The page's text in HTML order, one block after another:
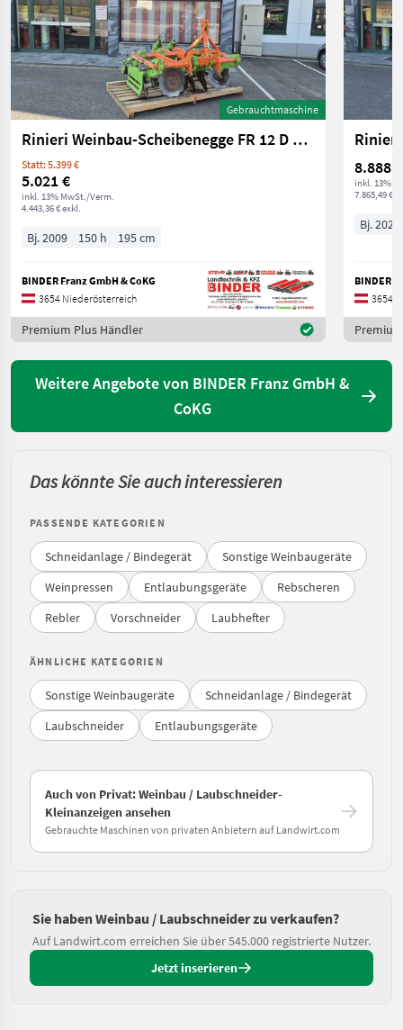
Gebrauchtmaschine
Rinieri Weinbau-Scheibenegge FR 12 D Stone Jumper
Statt: 5.399 €
5.021 €
inkl. 13% MwSt./Verm.
4.443,36 € exkl.
Bj. 2009 150 h 195 cm
BINDER Franz GmbH & CoKG
3654 Niederösterreich
Premium Plus Händler
8.888 €
inkl. 13%
7.865,49 €
Bj. 2025
BINDER
3654
Weitere Angebote von BINDER Franz GmbH &
CoKG
Das könnte Sie auch interessieren
PASSENDE KATEGORIEN
Schneidanlage / Bindegerät
Sonstige Weinbaugeräte
Weinpressen
Entlaubungsgeräte
Rebscheren
Rebler
Vorschneider Laubhefter
ÄHNLICHE KATEGORIEN
Sonstige Weinbaugeräte
Schneidanlage / Bindegerät
Laubschneider
Entlaubungsgeräte
Auch von Privat: Weinbau / Laubschneider-
Kleinanzeigen ansehen
Gebrauchte Maschinen von privaten Anbietern auf Landwirt.com
Sie haben Weinbau / Laubschneider zu verkaufen?
Auf Landwirt.com erreichen Sie über 545.000 registrierte Nutzer.
Jetzt inserieren